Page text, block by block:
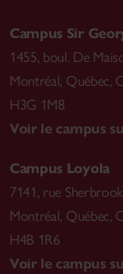
Campus Sir
1455, boul. De
Montréal, Québec,
H3G 1M8
Voir le campus
Campus Loyola
7141, rue
Montréal, Québec,
H4B 1R6
Voir le campus